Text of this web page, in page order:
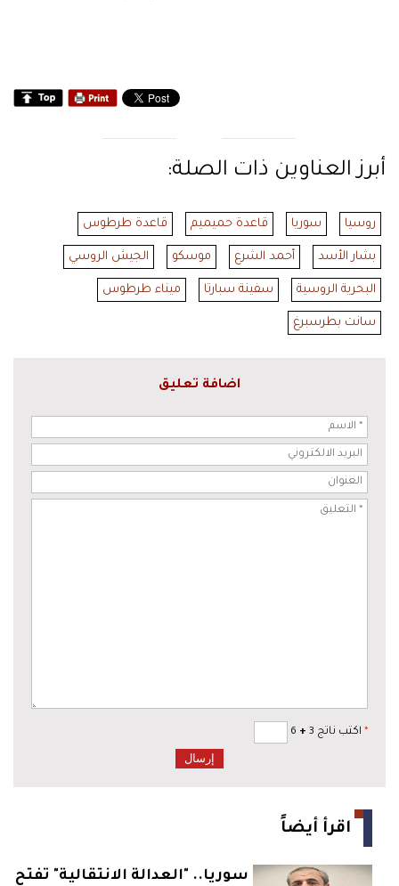
أبرز العناوين ذات الصلة:
روسيا سوريا قاعدة حميميم قاعدة طرطوس
بشار الأسد أحمد الشرع موسكو الجيش الروسي
البحرية الروسية سفينة سبارتا ميناء طرطوس
سانت بطرسبرغ
اضافة تعليق
* اكتب ناتج 3 +
اقرأ أيضاً
سوريا.. "العدالة الانتقالية" تفتح